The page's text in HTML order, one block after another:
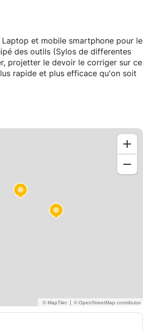
et mobile smartphone pour le
des outils (Sylos de differentes
projetter le devoir le corriger sur ce
rapide et plus efficace qu'on soit
|